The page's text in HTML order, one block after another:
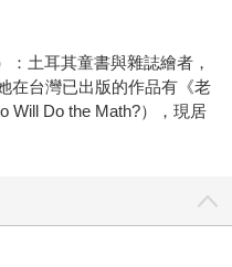
：土耳其童書與雜誌繪者，
在台灣已出版的作品有《老
Will Do the Math?），現居